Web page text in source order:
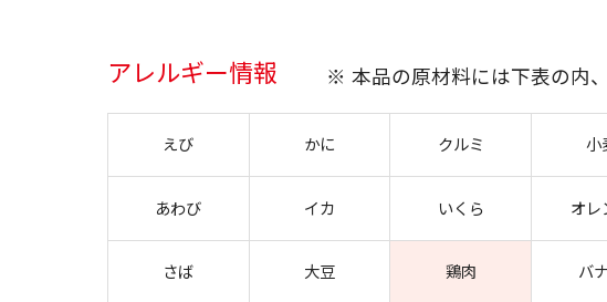
アレルギー情報 ※ 本品の原材料には下表の内
えび かに クルミ 小
あわび イカ いくら オレ
さば 大豆 鶏肉 バ